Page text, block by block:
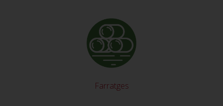
Farratges